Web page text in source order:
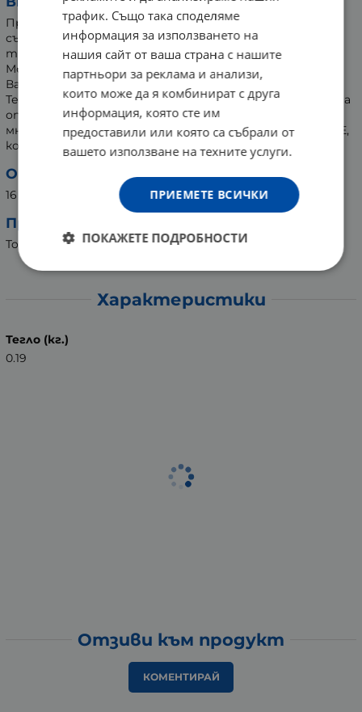
Приложените инструкции за употреба на тампони
съдържат важна информация за Синдрома на
токсичния шок (СТШ) - рядко, но сериозно заболяване.
Моля прочетете инструкциите и ги запазете за
Вашето здраве и хигиена.
Текстът "Продуктът съдържа пластмаси", посочен на
опаковката, определя наличието на вискозни влакна и
много тънък нетъкан текстил, изработен от PET/PE,
който е външният слой.
Опаковка:
16 броя
Производител:
Tosama d.o.o., Словения
Характеристики
Тегло (кг.)
0.19
Отзиви към продукт
КОМЕНТИРАЙ
трафик. Също така споделяме
информация за използването на
нашия сайт от ваша страна с нашите
партньори за реклама и анализи,
които може да я комбинират с друга
информация, която сте им
предоставили или която са събрали от
вашето използване на техните услуги.
ПРИЕМЕТЕ ВСИЧКИ
ПОКАЖЕТЕ ПОДРОБНОСТИ